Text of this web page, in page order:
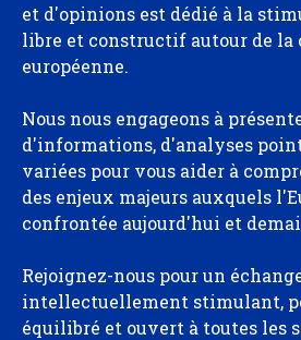
et d'opinions est dédié à la
libre et constructif autour de la
européenne.
Nous nous engageons à
d'informations, d'analyses
variées pour vous aider à
des enjeux majeurs auxquels
confrontée aujourd'hui et
Rejoignez-nous pour un
intellectuellement stimulant,
équilibré et ouvert à toutes les